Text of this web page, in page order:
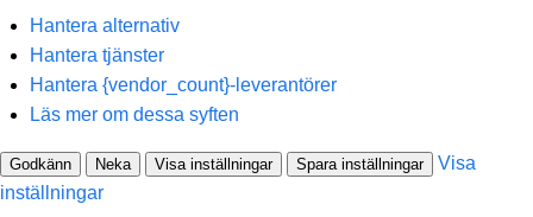
Hantera alternativ
Hantera tjänster
Hantera {vendor_count}-leverantörer
Läs mer om dessa syften
Godkänn Neka Visa inställningar Spara inställningar
Visa
inställningar